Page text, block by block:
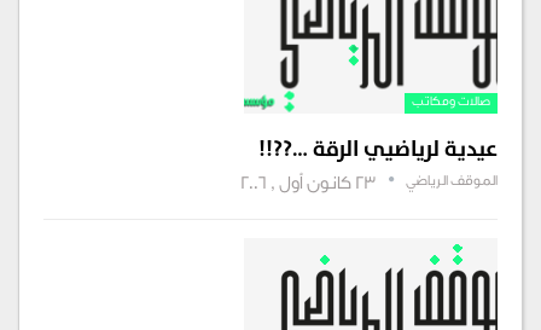
صالات ومكاتب‏‏
عيدية لرياضيي الرقة …??!!
الموقف الرياضي 23 كانون أول , 2006